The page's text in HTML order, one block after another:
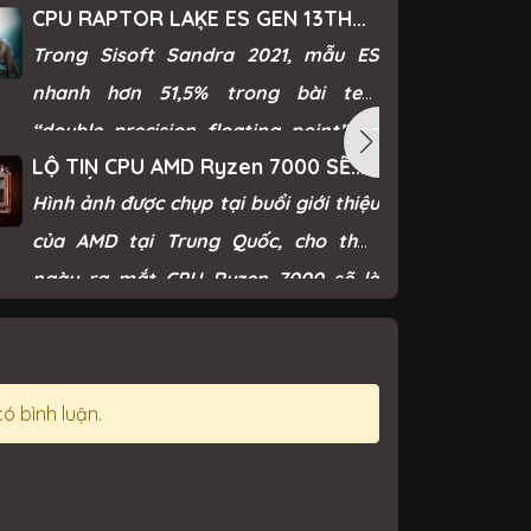
CPU RAPTOR LAKE ES GEN 13TH
CỦA INTEL LỘ ĐIỂM BENCHMARK
ĐÁNG KINH NGẠC
Trong Sisoft Sandra 2021, mẫu ES
nhanh hơn 51,5% trong bài test
“double precision floating point” so
với Core i9-12900K thế hệ 12.
LỘ TIN CPU AMD Ryzen 7000 SẼ
RA MẮT VÀO NGÀY 15/09
Hình ảnh được chụp tại buổi giới thiệu
của AMD tại Trung Quốc, cho thấy
ngày ra mắt CPU Ryzen 7000 sẽ là
ngày 15/09.
bình luận.